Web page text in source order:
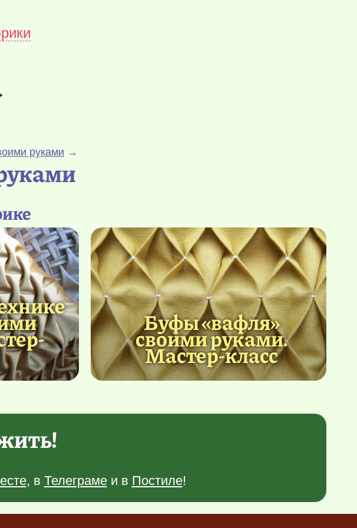
руками →
Буфы «вафля»
своими руками.
Мастер-класс
, в Телеграмеи в Постиле!